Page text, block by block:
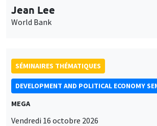
Jean Lee
World Bank
SÉMINAIRES THÉMATIQUES
DEVELOPMENT AND POLITICAL ECONOMY
MEGA
Vendredi 16 octobre 2026